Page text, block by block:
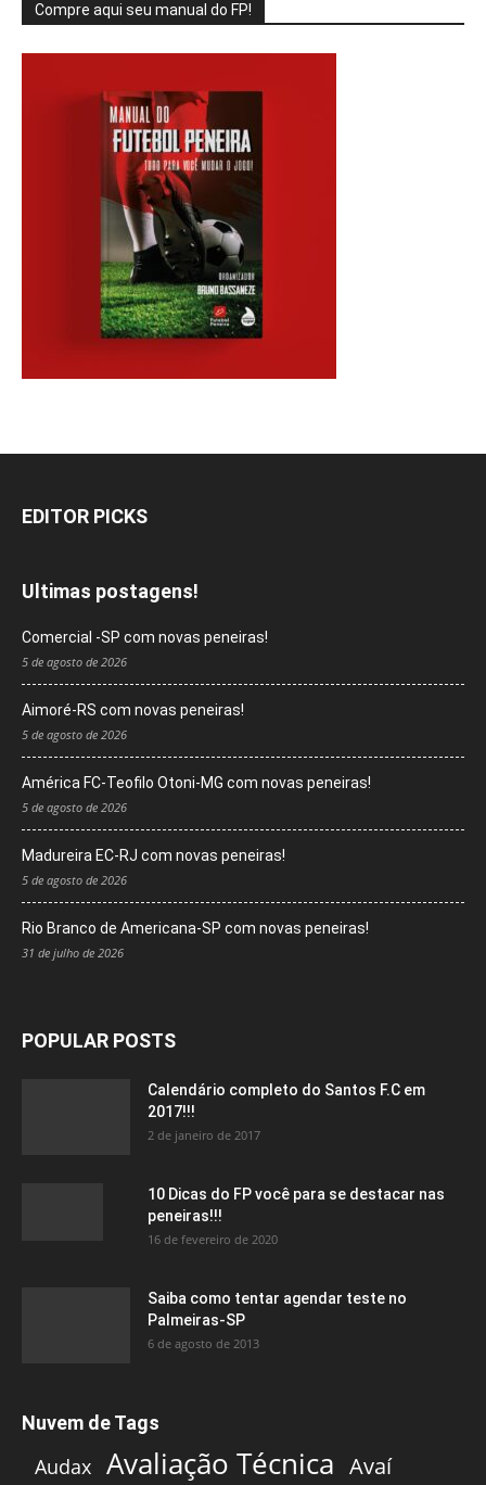
Compre aqui seu manual do FP!
EDITOR PICKS
Ultimas postagens!
Comercial -SP com novas peneiras!
5 de agosto de 2026
Aimoré-RS com novas peneiras!
5 de agosto de 2026
América FC-Teofilo Otoni-MG com novas peneiras!
5 de agosto de 2026
Madureira EC-RJ com novas peneiras!
5 de agosto de 2026
Rio Branco de Americana-SP com novas peneiras!
31 de julho de 2026
POPULAR POSTS
Calendário completo do Santos F.C em
2017!!!
2 de janeiro de 2017
10 Dicas do FP você para se destacar nas
peneiras!!!
16 de fevereiro de 2020
Saiba como tentar agendar teste no
Palmeiras-SP
6 de agosto de 2013
Nuvem de Tags
Audax Avaliação Técnica Avaí